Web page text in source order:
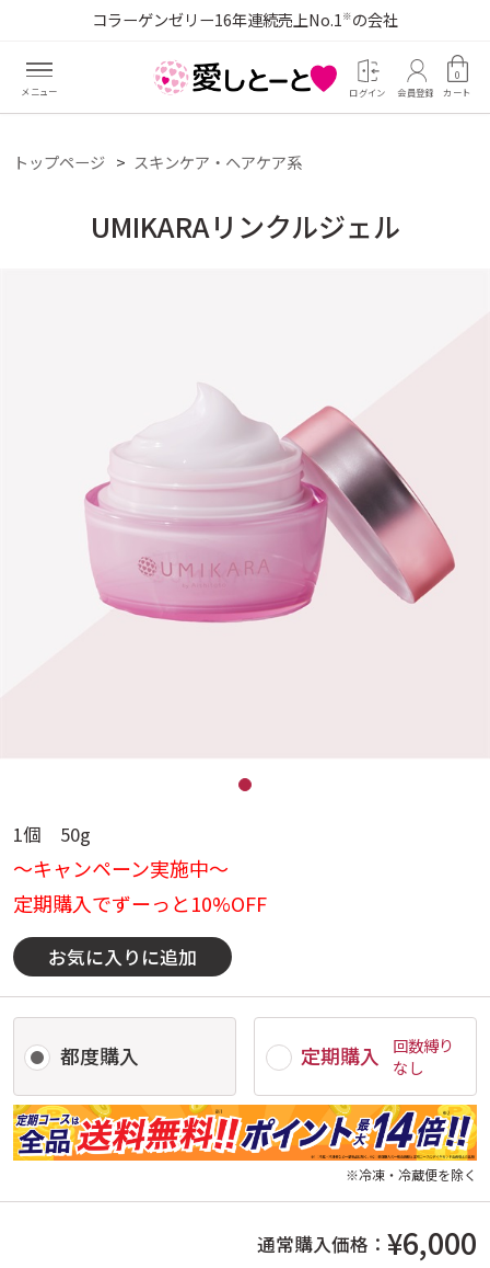
コラーゲンゼリー16年連続売上No.1 ※の会社
ログイン 会員登録 カート
0
トップページ スキンケア・ヘアケア系
UMIKARAリンクルジェル
1個 50g
～キャンペーン実施中～
定期購入でずーっと10%OFF
お気に入りに追加
都度購入 定期購入
回数縛り
なし
※冷凍・冷蔵便を除く
通常購入価格：¥6,000